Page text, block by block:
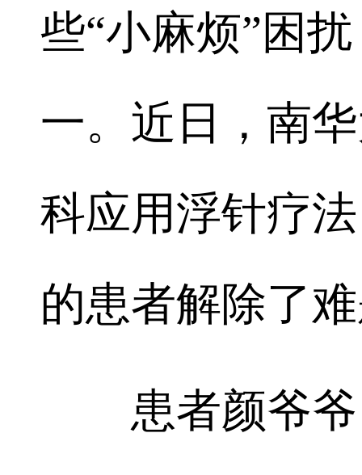
些“小麻烦”困
一。近日，南
科应用浮针疗
的患者解除了
患者颜爷爷